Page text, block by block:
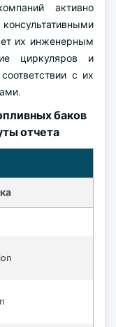
активно
их инженерным
циркуляров и
с их
баков
отчета